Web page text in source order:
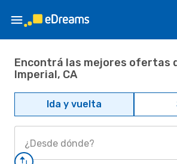
Encontrá las mejores ofertas
Imperial, CA
Ida y vuelta
¿Desde dónde?